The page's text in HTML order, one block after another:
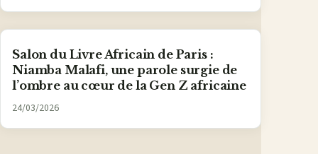
Salon du Livre Africain de Paris :
Niamba Malafi, une parole surgie de
l’ombre au cœur de la Gen Z africaine
24/03/2026